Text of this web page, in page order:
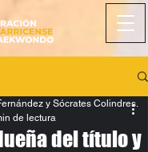
del título y
y Sócrates Colindres.
de lectura